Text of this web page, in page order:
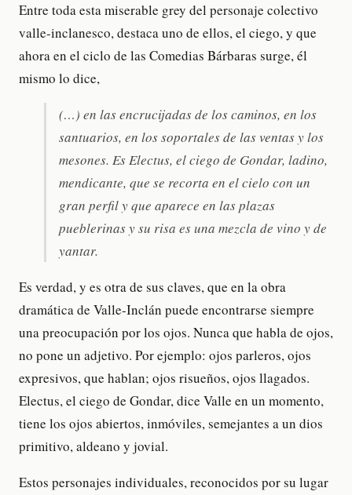
Entre toda esta miserable grey del personaje colectivo
valle-inclanesco, destaca uno de ellos, el ciego, y que
ahora en el ciclo de las Comedias Bárbaras surge, él
mismo lo dice,
(…) en las encrucijadas de los caminos, en los
santuarios, en los soportales de las ventas y los
mesones. Es Electus, el ciego de Gondar, ladino,
mendicante, que se recorta en el cielo con un
gran perfil y que aparece en las plazas
pueblerinas y su risa es una mezcla de vino y de
yantar.
Es verdad, y es otra de sus claves, que en la obra
dramática de Valle-Inclán puede encontrarse siempre
una preocupación por los ojos. Nunca que habla de ojos,
no pone un adjetivo. Por ejemplo: ojos parleros, ojos
expresivos, que hablan; ojos risueños, ojos llagados.
Electus, el ciego de Gondar, dice Valle en un momento,
tiene los ojos abiertos, inmóviles, semejantes a un dios
primitivo, aldeano y jovial.
Estos personajes individuales, reconocidos por su lugar